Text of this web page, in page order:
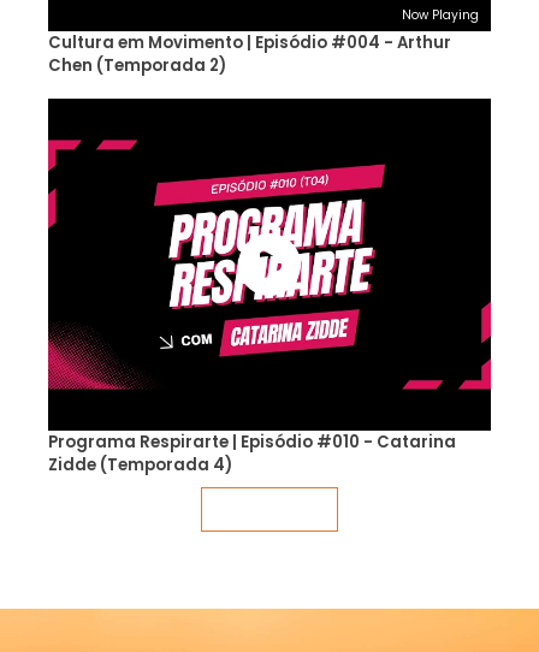
Now Playing
Cultura em Movimento | Episódio #004 - Arthur
Chen (Temporada 2)
Programa Respirarte | Episódio #010 - Catarina
Zidde (Temporada 4)